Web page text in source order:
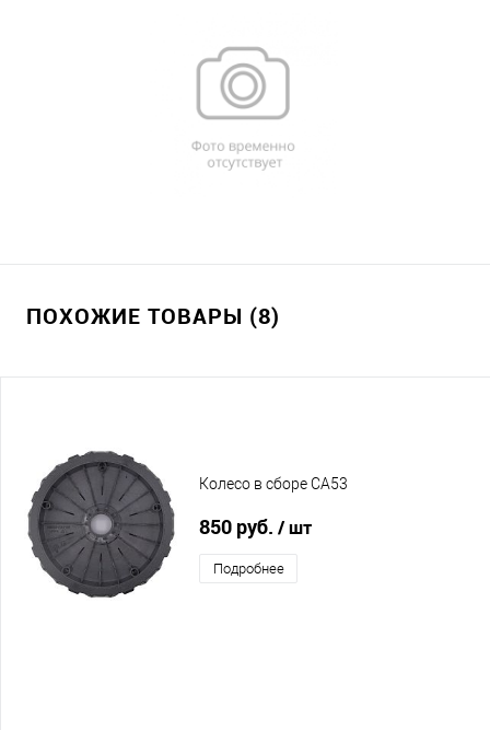
ПОХОЖИЕ ТОВАРЫ (8)
Колесо в сборе CA53
850 руб. / шт
Подробнее